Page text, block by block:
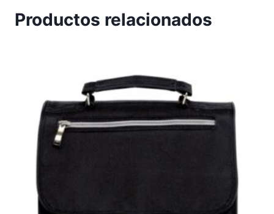
Productos relacionados